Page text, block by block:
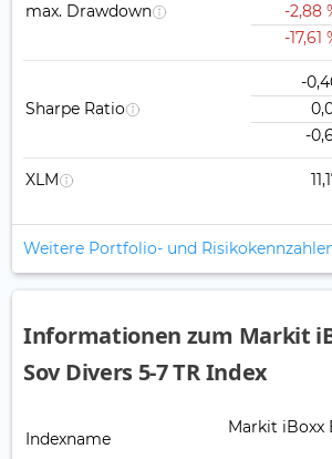
max. Drawdown
-2,88
-17,61
Sharpe Ratio
-
-
XLM
Weitere Portfolio- und
Informationen zum Markit
Sov Divers 5-7 TR Index
Indexname
Markit iBoxx